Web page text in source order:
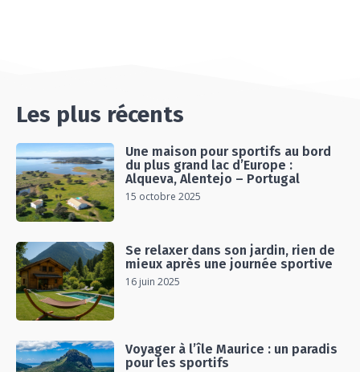
Les plus récents
Une maison pour sportifs au bord
du plus grand lac d’Europe :
Alqueva, Alentejo – Portugal
15 octobre 2025
Se relaxer dans son jardin, rien de
mieux après une journée sportive
16 juin 2025
Voyager à l’île Maurice : un paradis
pour les sportifs